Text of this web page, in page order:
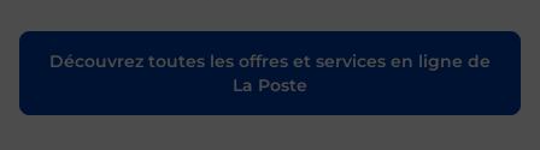
Découvrez toutes les offres et services en ligne de
La Poste